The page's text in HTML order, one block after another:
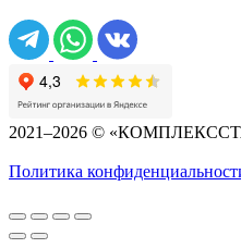
2021–2026 ©
Политика